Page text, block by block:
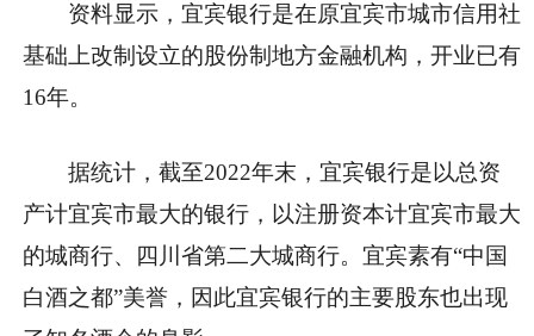
资料显示，宜宾银行是在原宜宾市城市信用社
基础上改制设立的股份制地方金融机构，开业已有
16年。
据统计，截至2022年末，宜宾银行是以总资
产计宜宾市最大的银行，以注册资本计宜宾市最大
的城商行、四川省第二大城商行。宜宾素有“中国
白酒之都”美誉，因此宜宾银行的主要股东也出现